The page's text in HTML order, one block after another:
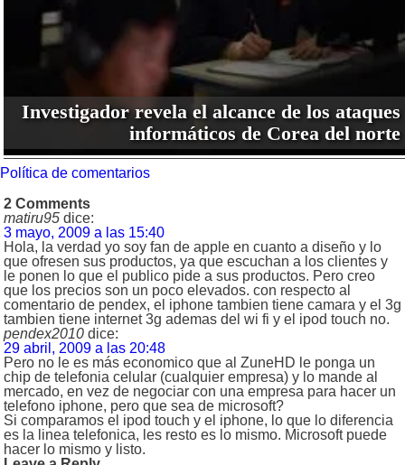
Investigador revela el alcance de los ataques
informáticos de Corea del norte
Política de comentarios
2 Comments
matiru95 dice:
3 mayo, 2009 a las 15:40
Hola, la verdad yo soy fan de apple en cuanto a diseño y lo
que ofresen sus productos, ya que escuchan a los clientes y
le ponen lo que el publico pide a sus productos. Pero creo
que los precios son un poco elevados. con respecto al
comentario de pendex, el iphone tambien tiene camara y el 3g
tambien tiene internet 3g ademas del wi fi y el ipod touch no.
pendex2010 dice:
29 abril, 2009 a las 20:48
Pero no le es más economico que al ZuneHD le ponga un
chip de telefonia celular (cualquier empresa) y lo mande al
mercado, en vez de negociar con una empresa para hacer un
telefono iphone, pero que sea de microsoft?
Si comparamos el ipod touch y el iphone, lo que lo diferencia
es la linea telefonica, les resto es lo mismo. Microsoft puede
hacer lo mismo y listo.